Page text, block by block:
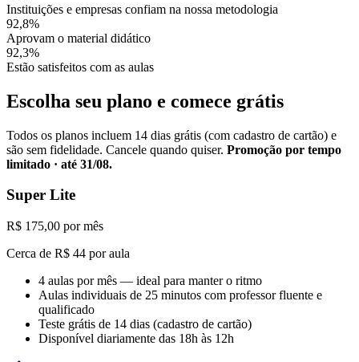
Instituições e empresas confiam na nossa metodologia
92,8%
Aprovam o material didático
92,3%
Estão satisfeitos com as aulas
Escolha seu plano e comece grátis
Todos os planos incluem 14 dias grátis (com cadastro de cartão) e
são sem fidelidade. Cancele quando quiser. Promoção por tempo
limitado · até 31/08.
Super Lite
R$ 175,00 por mês
Cerca de R$ 44 por aula
4 aulas por mês — ideal para manter o ritmo
Aulas individuais de 25 minutos com professor fluente e
qualificado
Teste grátis de 14 dias (cadastro de cartão)
Disponível diariamente das 18h às 12h